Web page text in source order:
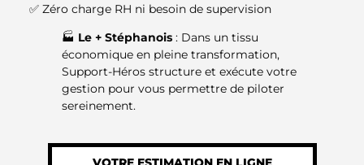
✅ Zéro charge RH ni besoin de supervision
🏭 Le + Stéphanois: Dans un tissu
économique en pleine transformation,
Support-Héros structure et exécute votre
gestion pour vous permettre de piloter
sereinement.